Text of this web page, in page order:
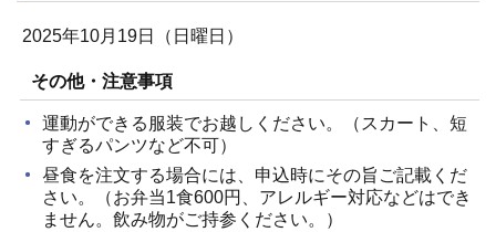
2025年10月19日（日曜日）
その他・注意事項
運動ができる服装でお越しください。（スカート、短
すぎるパンツなど不可）
昼食を注文する場合には、申込時にその旨ご記載くだ
さい。（お弁当1食600円、アレルギー対応などはでき
ません。飲み物がご持参ください。）